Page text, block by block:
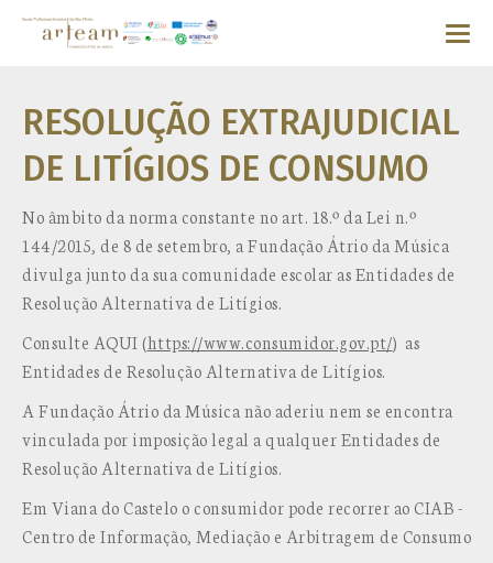
RESOLUÇÃO EXTRAJUDICIAL
DE LITÍGIOS DE CONSUMO
No âmbito da norma constante no art. 18.º da Lei n.º
144/2015, de 8 de setembro, a Fundação Átrio da Música
divulga junto da sua comunidade escolar as Entidades de
Resolução Alternativa de Litígios.
Consulte AQUI (https://www.consumidor.gov.pt/) as
Entidades de Resolução Alternativa de Litígios.
A Fundação Átrio da Música não aderiu nem se encontra
vinculada por imposição legal a qualquer Entidades de
Resolução Alternativa de Litígios.
Em Viana do Castelo o consumidor pode recorrer ao CIAB -
Centro de Informação, Mediação e Arbitragem de Consumo